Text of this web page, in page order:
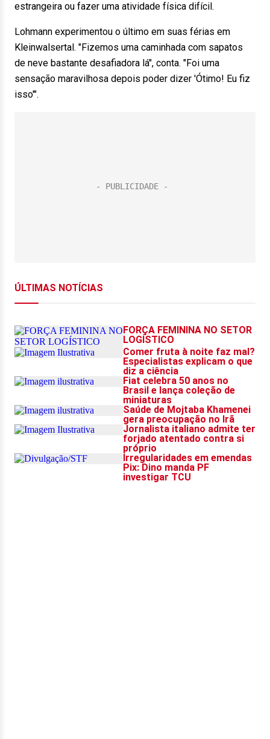
estrangeira ou fazer uma atividade física difícil.
Lohmann experimentou o último em suas férias em
Kleinwalsertal. "Fizemos uma caminhada com sapatos
de neve bastante desafiadora lá", conta. "Foi uma
sensação maravilhosa depois poder dizer 'Ótimo! Eu fiz
isso'".